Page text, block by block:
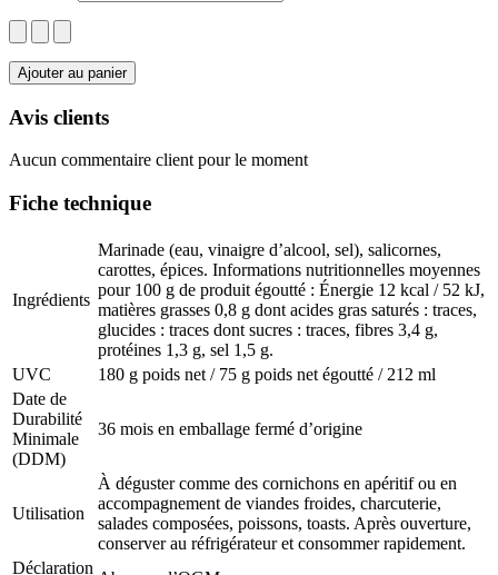
Ajouter au panier
Avis clients
Aucun commentaire client pour le moment
Fiche technique
Ingrédients
Marinade (eau, vinaigre d’alcool, sel), salicornes,
carottes, épices. Informations nutritionnelles moyennes
pour 100 g de produit égoutté : Énergie 12 kcal / 52 kJ,
matières grasses 0,8 g dont acides gras saturés : traces,
glucides : traces dont sucres : traces, fibres 3,4 g,
protéines 1,3 g, sel 1,5 g.
UVC
180 g poids net / 75 g poids net égoutté / 212 ml
Date de
Durabilité
Minimale
(DDM)
36 mois en emballage fermé d’origine
Utilisation
À déguster comme des cornichons en apéritif ou en
accompagnement de viandes froides, charcuterie,
salades composées, poissons, toasts. Après ouverture,
conserver au réfrigérateur et consommer rapidement.
Déclaration